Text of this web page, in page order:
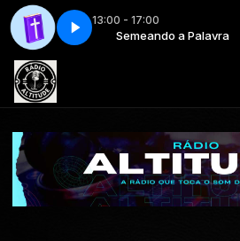
13:00 - 17:00
Semeando a Palavra
03 Semeando a palavra -